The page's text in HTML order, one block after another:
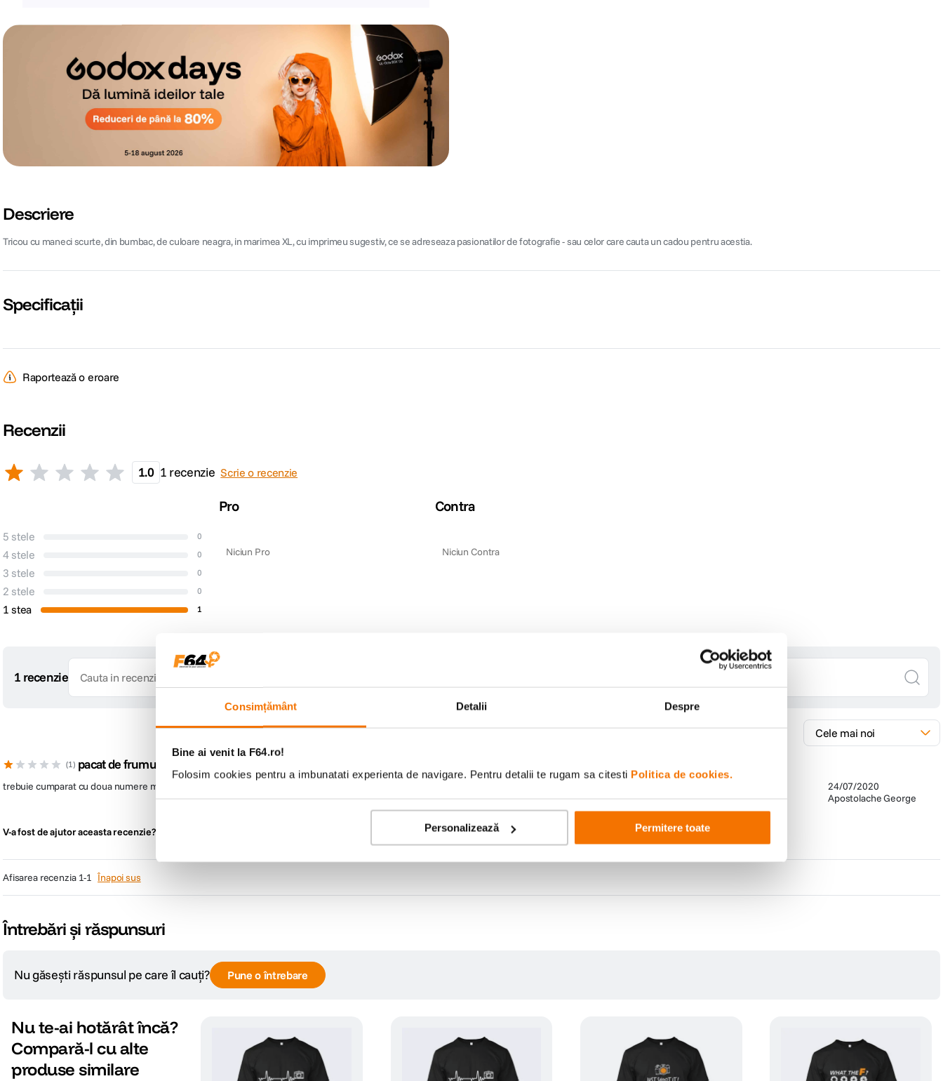
Consimțământ Detalii Despre
Bine ai venit la F64.ro!
Folosim cookies pentru a imbunatati experienta de navigare. Pentru detalii te rugam sa citesti Politica de cookies.
Personalizează Permitere toate
Descriere
Tricou cu maneci scurte, din bumbac, de culoare neagra, in marimea XL, cu imprimeu sugestiv, ce se adreseaza pasionatilor de fotografie - sau celor care cauta un cadou pentru acestia.
Specificații
Raportează o eroare
Recenzii
1.0 1 recenzie Scrie o recenzie
5 stele 0
4 stele 0
3 stele 0
2 stele 0
1 stea 1
Pro
Niciun Pro
Contra
Niciun Contra
1 recenzie
1 pacat de frumuseta lui
24/07/2020
Apostolache George
trebuie cumparat cu doua numere mai mare , dupa primele spalari trebuie sa slabesti :)) intra la apa pana nu-l mai poti folosi , pacat ca este frumos am mai luat si doua bucati :)))
V-a fost de ajutor aceasta recenzie?
afisarea recenzia 1-1 Înapoi sus
Întrebări și răspunsuri
Nu găsești răspunsul pe care îl cauți? Pune o întrebare
Nu te-ai hotărât încă?
Compară-l cu alte
produse similare